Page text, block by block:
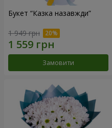
Букет “Казка назавжди”
1 949 грн
Замовити